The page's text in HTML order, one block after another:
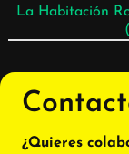
La Habitación
¿Quieres